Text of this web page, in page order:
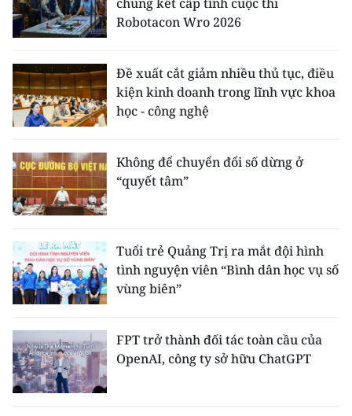
Robotacon Wro 2026
Đề xuất cắt giảm nhiều thủ tục, điều
kiện kinh doanh trong lĩnh vực khoa
học - công nghệ
Không để chuyển đổi số dừng ở
“quyết tâm”
Tuổi trẻ Quảng Trị ra mắt đội hình
tình nguyện viên “Bình dân học vụ số
vùng biên”
FPT trở thành đối tác toàn cầu của
OpenAI, công ty sở hữu ChatGPT